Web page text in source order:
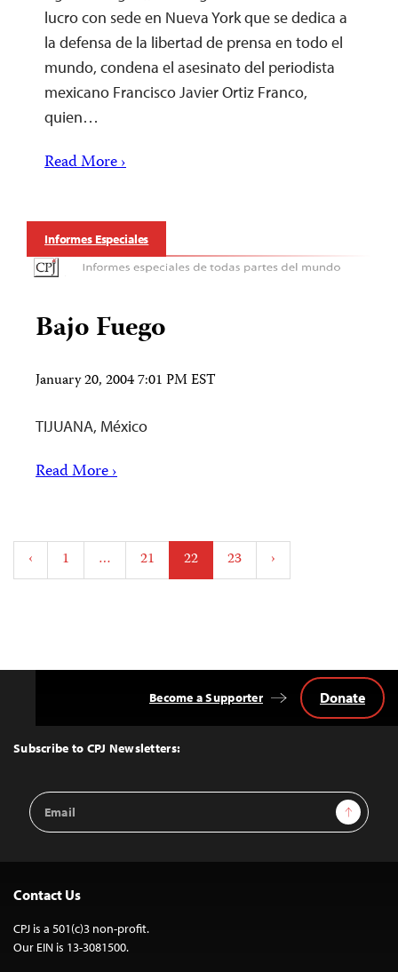
lucro con sede en Nueva York que se dedica a
la defensa de la libertad de prensa en todo el
mundo, condena el asesinato del periodista
mexicano Francisco Javier Ortiz Franco,
quien…
Read More ›
Informes Especiales
Bajo Fuego
January 20, 2004 7:01 PM EST
TIJUANA, México
Read More ›
Posts
pagination
‹ 1 … 21 22 23 ›
Top
Subscribe to CPJ Newsletters:
Email
Address
Sign Up
Become a Supporter Donate
Contact Us
CPJ is a 501(c)3 non-profit.
Our EIN is 13-3081500.